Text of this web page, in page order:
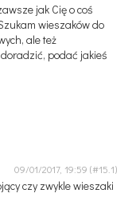
jak Cię o coś
wieszaków do
ale też
podać jakieś
09/01/2017, 19:59
czy zwykle wieszaki